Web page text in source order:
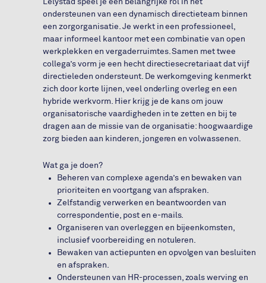
Lelystad speel je een belangrijke rol in het
ondersteunen van een dynamisch directieteam binnen
een zorgorganisatie. Je werkt in een professioneel,
maar informeel kantoor met een combinatie van open
werkplekken en vergaderruimtes. Samen met twee
collega’s vorm je een hecht directiesecretariaat dat vijf
directieleden ondersteunt. De werkomgeving kenmerkt
zich door korte lijnen, veel onderling overleg en een
hybride werkvorm. Hier krijg je de kans om jouw
organisatorische vaardigheden in te zetten en bij te
dragen aan de missie van de organisatie: hoogwaardige
zorg bieden aan kinderen, jongeren en volwassenen.
Wat ga je doen?
Beheren van complexe agenda’s en bewaken van
prioriteiten en voortgang van afspraken.
Zelfstandig verwerken en beantwoorden van
correspondentie, post en e-mails.
Organiseren van overleggen en bijeenkomsten,
inclusief voorbereiding en notuleren.
Bewaken van actiepunten en opvolgen van besluiten
en afspraken.
Ondersteunen van HR-processen, zoals werving en